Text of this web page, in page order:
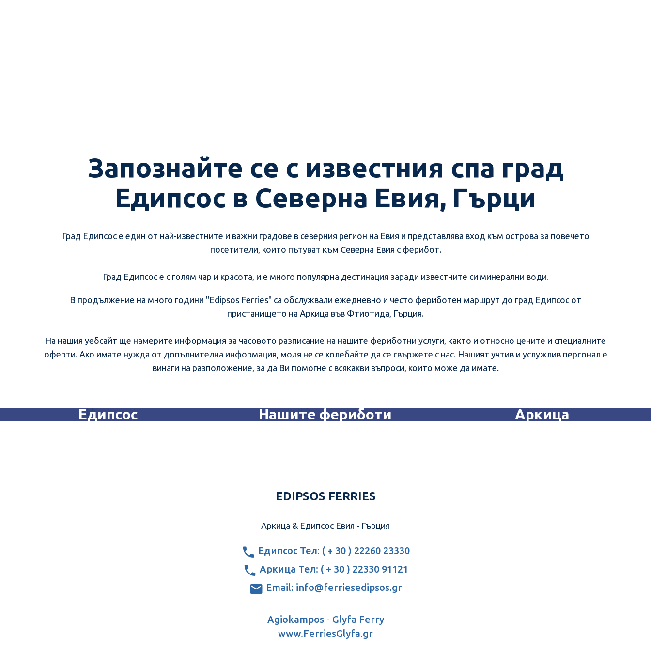
Запознайте се с известния спа град
Едипсос в Северна Евия, Гърци
Град Едипсос е един от най-известните и важни градове в северния регион на Евия и представлява вход към острова за повечето
посетители, които пътуват към Северна Евия с ферибот.
Град Едипсос е с голям чар и красота, и е много популярна дестинация заради известните си минерални води.
В продължение на много години "Edipsos Ferries" са обслужвали ежедневно и често фериботен маршрут до град Едипсос от
пристанището на Аркица във Фтиотида, Гърция.
На нашия уебсайт ще намерите информация за часовото разписание на нашите фериботни услуги, както и относно цените и специалните
оферти. Ако имате нужда от допълнителна информация, моля не се колебайте да се свържете с нас. Нашият учтив и услужлив персонал е
винаги на разположение, за да Ви помогне с всякакви въпроси, които може да имате.
Едипсос Нашите фериботи Аркица
EDIPSOS FERRIES
Аркица & Едипсос Евия - Гърция
Едипсос Тел: ( + 30 ) 22260 23330
Аркица Тел: ( + 30 ) 22330 91121
Email: info@ferriesedipsos.gr
Agiokampos - Glyfa Ferry
www.FerriesGlyfa.gr